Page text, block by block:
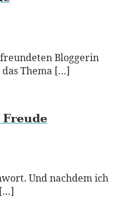
Bloggerin
Thema […]
Und nachdem ich
[…]